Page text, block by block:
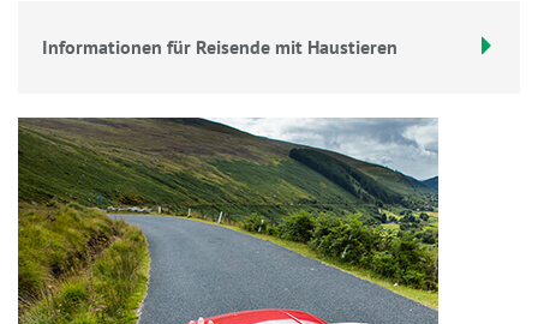
Informationen für Reisende mit Haustieren